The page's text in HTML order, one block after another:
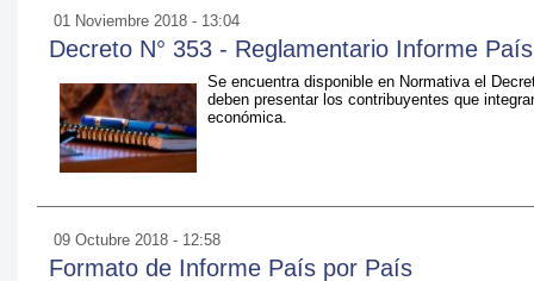
01 Noviembre 2018 - 13:04
Decreto N° 353 - Reglamentario Informe
Se encuentra disponible en Normativa el
deben presentar los contribuyentes que
económica.
09 Octubre 2018 - 12:58
Formato de Informe País por País